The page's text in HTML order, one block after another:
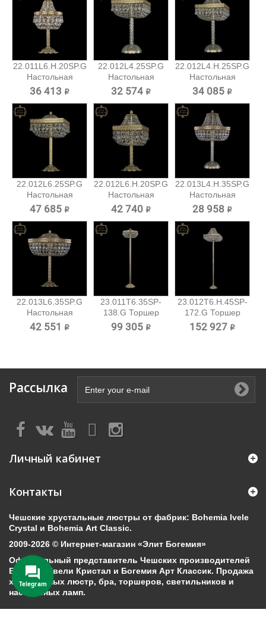
22.011L6.H.20SP.G
Настольная
лампа...
36 413 ₽
22.012L4.25SP.G
Настольная
лампа...
32 574 ₽
22.012L4.H.25SP.G
Настольная
лампа...
34 085 ₽
22.012L6.25SP.G
Настольная
лампа...
47 685 ₽
22.012L6.H.20SP.G
Настольная
лампа...
42 740 ₽
22.013L4.H.35SP.G
Настольная
лампа...
28 958 ₽
22.013L6.35SP.G
Настольная
лампа...
42 551 ₽
23.011T6.35SP-
138.G Торшер
Bohemia...
99 305 ₽
23.012T6.H.45SP-
172.G Торшер
Bohemia...
152 927 ₽
Рассылка
Личный кабинет
Контакты
Чешские хрустальные люстры от фабрик: Bohemia Ivele
Crystal и Bohemia Art Classic.
2009-2026 © Интернет-магазин «Элит Богемия»
Официальный представитель Чешских производителей
Богемия Ивели Кристал и Богемия Арт Классик. Продажа
хрустальных люстр, бра, торшеров, светильников и
настольных ламп.
Telegram